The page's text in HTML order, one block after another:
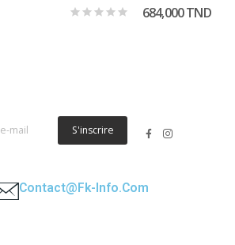
684,000 TND
S'inscrire
Contact@fk-Info.com